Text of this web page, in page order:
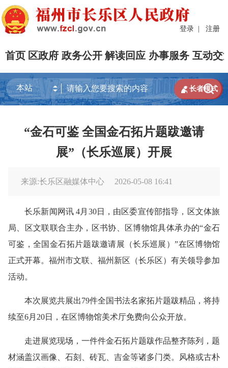
登录 | 注册
首页 区政府 政务公开 解读回应 办事服务 互动交

 长者模式
“金石可鉴 全国金石拓片题跋邀请
展”（长乐巡展）开展
来源:长乐区融媒体中心 2026-05-08 16:41
长乐新闻网讯 4月30日，由区委宣传部指导，区文体旅
局、区文联联合主办，区书协、区博物馆具体承办的“金石
可鉴，全国金石拓片题跋邀请展（长乐巡展）”在区博物馆
正式开幕。福州市文联、福州新区（长乐区）有关领导参加
活动。
本次展览共展出79件全国书法名家拓片题跋精品，将持
续至6月20日，在区博物馆美术厅免费向公众开放。
走进展览现场，一件件金石拓片题跋作品整齐陈列，题
材涵盖汉画像、石刻、砖瓦、吉金等诸多门类。风格或古朴